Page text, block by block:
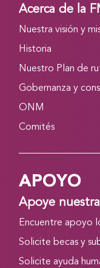
Acerca de la
Nuestra visión y
Historia
Nuestro Plan de
Gobernanza y
ONM
Comités
APOYO
Apoye
Encuentre apoyo
Solicite becas y
Solicite ayuda